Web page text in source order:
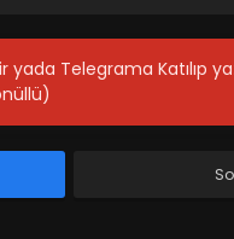
Telegrama Katılıp